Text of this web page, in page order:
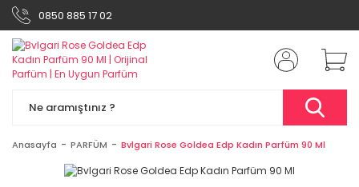
0850 885 17 02
Anasayfa PARFÜM Bvlgari Rose Goldea Edp Kadın Parfüm 90 Ml